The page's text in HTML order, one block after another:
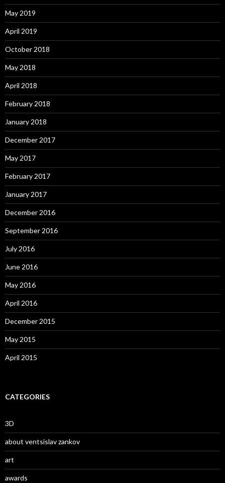
May 2019
April 2019
October 2018
May 2018
April 2018
February 2018
January 2018
December 2017
May 2017
February 2017
January 2017
December 2016
September 2016
July 2016
June 2016
May 2016
April 2016
December 2015
May 2015
April 2015
CATEGORIES
3D
about ventsislav zankov
art
awards